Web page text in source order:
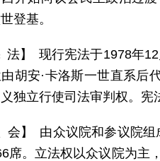
登基。
法】 现行宪法于1978年
胡安·卡洛斯一世直系后
独立行使司法审判权。宪
会】 由众议院和参议院
席。立法权以众议院为主